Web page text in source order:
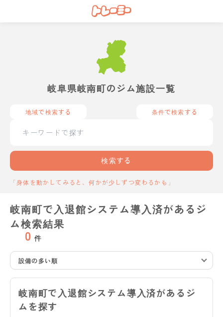
岐阜県岐南町のジム施設一覧
地域で検索する 条件で検索する
検索する
「身体を動かしてみると、何かが少しずつ変わるかも」
岐南町で入退館システム導入済があるジ
ム検索結果
0 件
設備の多い順
岐南町で入退館システム導入済があるジ
ムを探す